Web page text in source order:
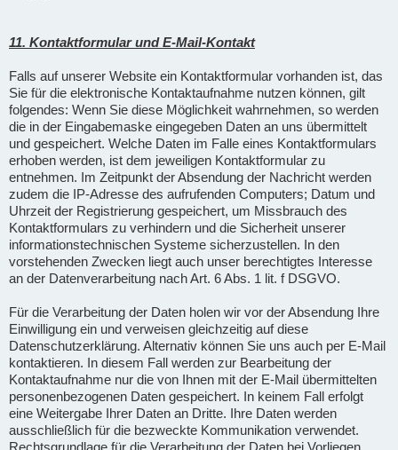
11. Kontaktformular und E-Mail-Kontakt
Falls auf unserer Website ein Kontaktformular vorhanden ist, das
Sie für die elektronische Kontaktaufnahme nutzen können, gilt
folgendes: Wenn Sie diese Möglichkeit wahrnehmen, so werden
die in der Eingabemaske eingegeben Daten an uns übermittelt
und gespeichert. Welche Daten im Falle eines Kontaktformulars
erhoben werden, ist dem jeweiligen Kontaktformular zu
entnehmen. Im Zeitpunkt der Absendung der Nachricht werden
zudem die IP-Adresse des aufrufenden Computers; Datum und
Uhrzeit der Registrierung gespeichert, um Missbrauch des
Kontaktformulars zu verhindern und die Sicherheit unserer
informationstechnischen Systeme sicherzustellen. In den
vorstehenden Zwecken liegt auch unser berechtigtes Interesse
an der Datenverarbeitung nach Art. 6 Abs. 1 lit. f DSGVO.
Für die Verarbeitung der Daten holen wir vor der Absendung Ihre
Einwilligung ein und verweisen gleichzeitig auf diese
Datenschutzerklärung. Alternativ können Sie uns auch per E-Mail
kontaktieren. In diesem Fall werden zur Bearbeitung der
Kontaktaufnahme nur die von Ihnen mit der E-Mail übermittelten
personenbezogenen Daten gespeichert. In keinem Fall erfolgt
eine Weitergabe Ihrer Daten an Dritte. Ihre Daten werden
ausschließlich für die bezweckte Kommunikation verwendet.
Rechtsgrundlage für die Verarbeitung der Daten bei Vorliegen